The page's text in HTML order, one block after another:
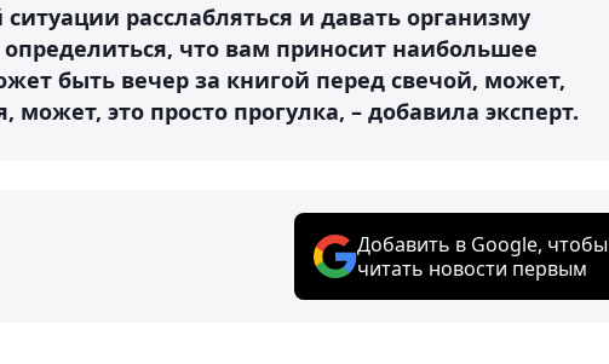
расслабляться и давать организму
что вам приносит наибольшее
быть вечер за книгой перед свечой, может,
может, это просто прогулка, – добавила эксперт.
Добавить в Google, чтобы
читать новости первым